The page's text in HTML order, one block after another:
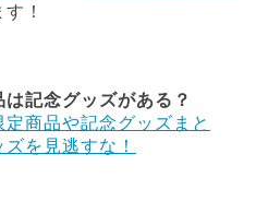
！
記念グッズがある？
定商品や記念グッズまと
を見逃すな！